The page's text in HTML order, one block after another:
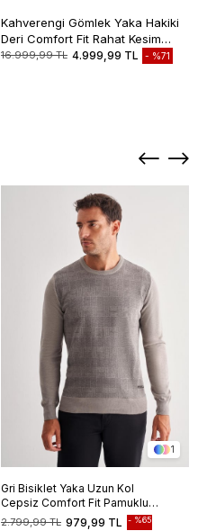
Kahverengi Gömlek Yaka Hakiki
Deri Comfort Fit Rahat Kesim
Casual Mont 1038235208
16.999,99 TL 4.999,99 TL %71
1
Gri Bisiklet Yaka Uzun Kol
Cepsiz Comfort Fit Pamuklu
Triko Kazak 1012255217
979,99 TL
2.799,99 TL %65